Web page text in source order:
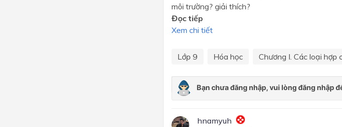
môi trường? giải thích?
Đọc tiếp
Xem chi tiết
Lớp 9 Hóa học Chương I. Các loại hợp
hnamyuh